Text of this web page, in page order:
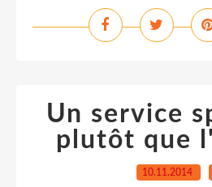
Un service
plutôt que
10.11.2014